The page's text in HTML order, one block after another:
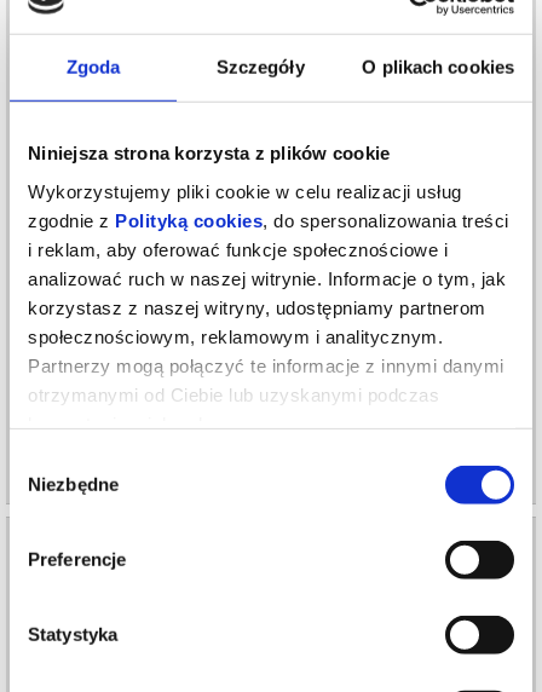
Zgoda Szczegóły O plikach cookies
Niniejsza strona korzysta z plików cookie
Wykorzystujemy pliki cookie w celu realizacji usług
zgodnie z Polityką cookies , do spersonalizowania treści
i reklam, aby oferować funkcje społecznościowe i
analizować ruch w naszej witrynie. Informacje o tym, jak
korzystasz z naszej witryny, udostępniamy partnerom
społecznościowym, reklamowym i analitycznym.
Partnerzy mogą połączyć te informacje z innymi danymi
otrzymanymi od Ciebie lub uzyskanymi podczas
zgody
Niezbędne
Preferencje
Statystyka
Zwiedzanie Zamku z przewodniczką
12.08.2026 , g. 18:00
Poznań
Zamek Cesarski w Poznaniu